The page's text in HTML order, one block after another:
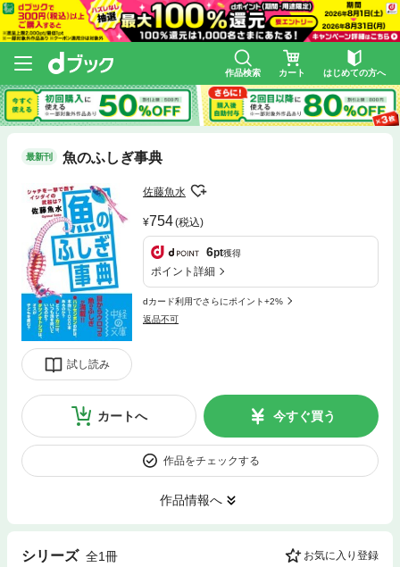
作品検索 カート はじめての方へ
最新刊 魚のふしぎ事典
試し読み
佐藤魚水
754(税込)
6pt獲得
ポイント詳細
dカード利用でさらにポイント+2%
返品不可
カートへ 今すぐ買う
作品をチェックする
作品情報へ
シリーズ 全1冊 お気に入り登録